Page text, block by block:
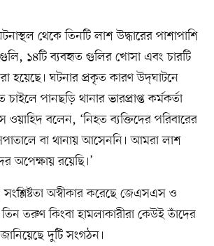
থেকে তিনটি লাশ উদ্ধারের পাশাপাশি
গুলি, ১৪টি ব্যবহৃত গুলির খোসা এবং চারটি
হয়েছে। ঘটনার প্রকৃত কারণ উদ্‌ঘাটনে
পানছড়ি থানার ভারপ্রাপ্ত কর্মকর্তা
বলেন, ‘নিহত ব্যক্তিদের পরিবারের
বা থানায় আসেননি। আমরা লাশ
অপেক্ষায় রয়েছি।’
অস্বীকার করেছে জেএসএস ও
তরুণ কিংবা হামলাকারীরা কেউই তাঁদের
দুটি সংগঠন।